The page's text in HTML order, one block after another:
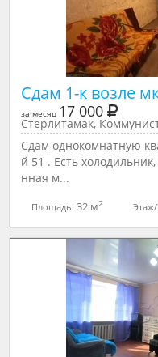
Сдам 1-к возле
за месяц 17 000
Стерлитамак,
Сдам однокомнатную
й 51 . Есть
нная м...
Площадь:32 м2